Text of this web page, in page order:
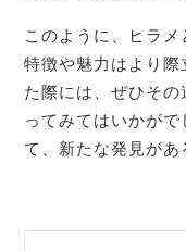
このように、ヒラ
特徴や魅力はより
た際には、ぜひそ
ってみてはいかが
て、新たな発見があ